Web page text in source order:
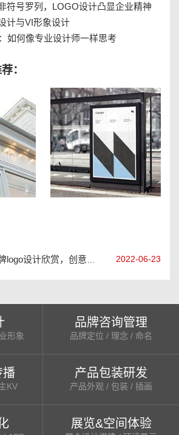
符号罗列，LOGO设计凸显企业精神
计与VI形象设计
如何像专业设计师一样思考
：
上海德贝尔女装品牌标志设计 长沙查里斯特亚斯模型公司标志设计
2022-06-23
形象
品牌咨询管理
品牌定位 / 理念 / 命名
播
KV
产品包装研发
产品外观 / 包装 / 插画
展览&空间体验